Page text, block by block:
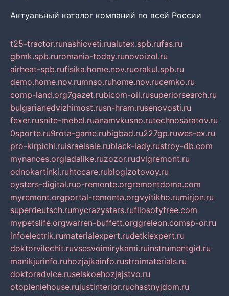
Актуальный каталог компаний по всей России
t25-tractor.runashicveti.rualutex.spb.rufas.ru
gbmk.spb.ruromania-today.runovoizol.ru
airheat-spb.rufisika.home.nov.ruorakul.spb.ru
demo.home.nov.rumnso.ruhome.nov.rucemko.ru
comp-land.org7gazet.rubicom-oil.rusuperiorsearch.ru
bulgarianedvizhimost.rusn-hram.rusenovosti.ru
fexer.rusnite-mebel.ruanamvkusno.rutechnosaratov.ru
0sporte.ru9rota-game.rubigbad.ru227gp.ruwes-ex.ru
pro-kirpichi.ruisraelsale.rublack-lady.rustroy-db.com
mynances.orgladalike.ruzozor.rudvigremont.ru
odnokartinki.ruhtccare.rublogizotovoy.ru
oysters-digital.ruo-remonte.orgremontdoma.com
myremont.orgportal-remonta.orgvyitikho.rumirjon.ru
superdeutsch.rumycrazystars.rufilosofyfree.com
mypetslife.orgwarren-buffett.orggreleon.comsp-or.ru
infoelectrik.rumaterialexpert.rudetkiexpert.ru
doktorvilechit.ruvsesvoimirykami.ruinstrumentgid.ru
manikjurinfo.ruhozjajkainfo.rustroimaterials.ru
doktoradvice.ruselskoehozjajstvo.ru
otopleniehouse.rujustinterior.ruchastnyjdom.ru